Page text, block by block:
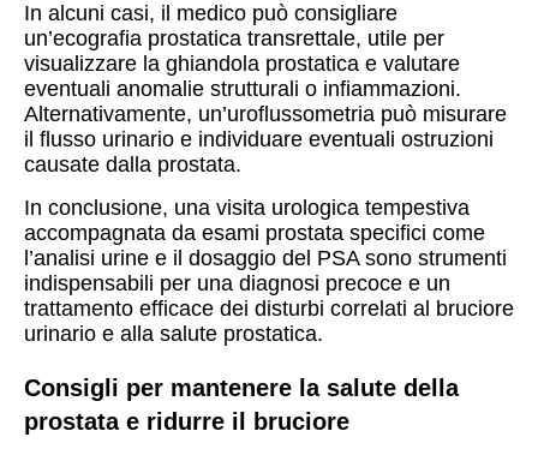
In alcuni casi, il medico può consigliare
un’ecografia prostatica transrettale, utile per
visualizzare la ghiandola prostatica e valutare
eventuali anomalie strutturali o infiammazioni.
Alternativamente, un’uroflussometria può misurare
il flusso urinario e individuare eventuali ostruzioni
causate dalla prostata.
In conclusione, una visita urologica tempestiva
accompagnata da esami prostata specifici come
l’analisi urine e il dosaggio del PSA sono strumenti
indispensabili per una diagnosi precoce e un
trattamento efficace dei disturbi correlati al bruciore
urinario e alla salute prostatica.
Consigli per mantenere la salute della
prostata e ridurre il bruciore